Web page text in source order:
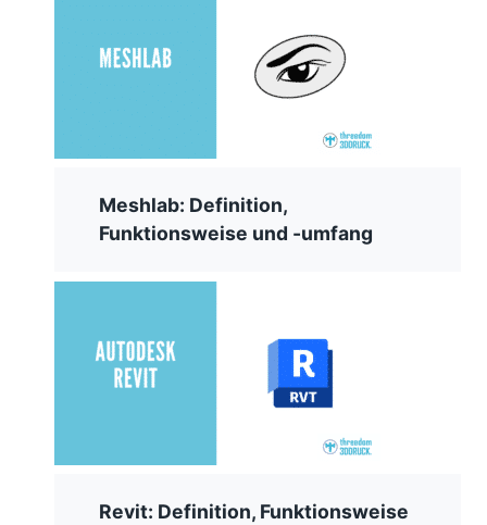
Meshlab: Definition,
Funktionsweise und -umfang
Revit: Definition, Funktionsweise